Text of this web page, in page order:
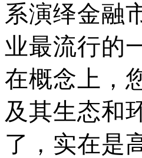
系演绎金融
业最流行的
在概念上，
及其生态和
了，实在是